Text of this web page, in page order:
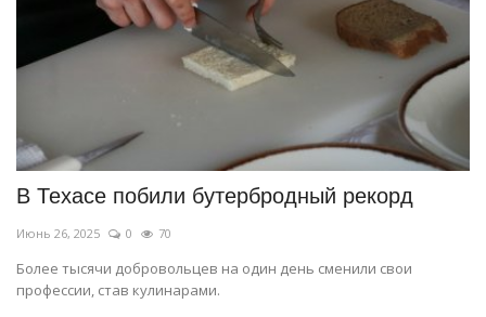
В Техасе побили бутербродный рекорд
Июнь 26, 2025 0 70
Более тысячи добровольцев на один день сменили свои
профессии, став кулинарами.